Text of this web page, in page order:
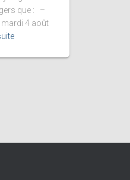
que : –
mardi 4 août